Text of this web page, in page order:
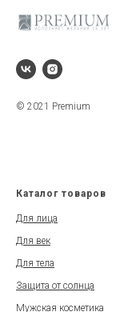
© 2021 Premium
Каталог товаров
Для лица
Для век
Для тела
Защита от солнца
Мужская косметика